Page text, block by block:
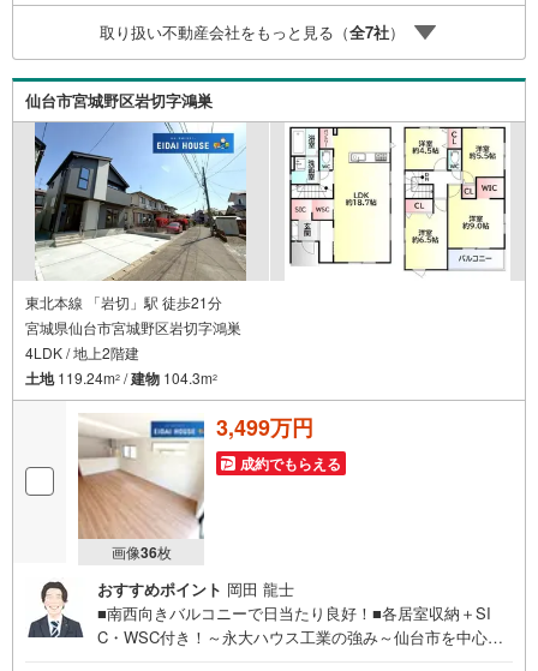
ても、誠心誠意ご説明させて頂きます。各店舗ではキッズ
スペースも完備！お子様連れのご家族様で是非お越しくだ
さい。営業時間:10:00～18:00（定休日火・水曜日※店舗に
より変動あり）現地のご案内も可能ですので、どうぞお気
軽にお問い合わせください！
取り扱い不動産会社をもっと見る（全7社）
仙台市宮城野区岩切字鴻巣
東北本線 「岩切」駅 徒歩21分
宮城県仙台市宮城野区岩切字鴻巣
4LDK / 地上2階建
土地119.24m2 /建物 104.3m2
画像36枚
3,499万円
成約でもらえる
おすすめポイント 岡田 龍士
■南西向きバルコニーで日当たり良好！■各居室収納＋SI
C・WSC付き！～永大ハウス工業の強み～仙台市を中心に